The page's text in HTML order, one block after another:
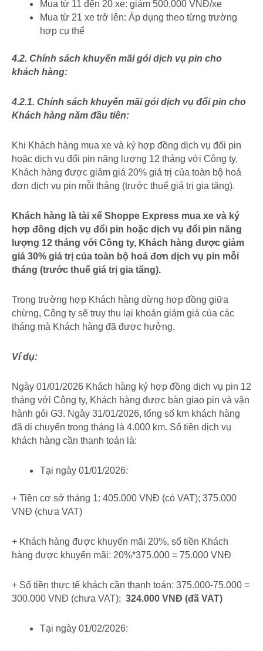
Mua từ 11 đến 20 xe: giảm 500.000 VNĐ/xe
Mua từ 21 xe trở lên: Áp dụng theo từng trường
hợp cụ thể
4.2. Chính sách khuyến mãi gói dịch vụ pin cho
khách hàng:
4.2.1. Chính sách khuyến mãi gói dịch vụ đổi pin cho
Khách hàng năm đầu tiên:
Khi Khách hàng mua xe và ký hợp đồng dịch vụ đổi pin
hoặc dịch vụ đổi pin năng lượng 12 tháng với Công ty,
Khách hàng được giảm giá 20% giá trị của toàn bộ hoá
đơn dịch vụ pin mỗi tháng (trước thuế giá trị gia tăng).
Khách hàng là tài xế Shoppe Express mua xe và ký
hợp đồng dịch vụ đổi pin hoặc dịch vụ đổi pin năng
lượng 12 tháng với Công ty, Khách hàng được giảm
giá 30% giá trị của toàn bộ hoá đơn dịch vụ pin mỗi
tháng (trước thuế giá trị gia tăng).
Trong trường hợp Khách hàng dừng hợp đồng giữa
chừng, Công ty sẽ truy thu lại khoản giảm giá của các
tháng mà Khách hàng đã được hưởng.
Ví dụ:
Ngày 01/01/2026 Khách hàng ký hợp đồng dịch vụ pin 12
tháng với Công ty, Khách hàng được bàn giao pin và vận
hành gói G3. Ngày 31/01/2026, tổng số km khách hàng
đã di chuyển trong tháng là 4.000 km. Số tiền dịch vụ
khách hàng cần thanh toán là:
Tại ngày 01/01/2026:
+ Tiền cơ sở tháng 1: 405.000 VNĐ (có VAT); 375.000
VNĐ (chưa VAT)
+ Khách hàng được khuyến mãi 20%, số tiền Khách
hàng được khuyến mãi: 20%*375.000 = 75.000 VNĐ
+ Số tiền thực tế khách cần thanh toán: 375.000-75.000 =
300.000 VNĐ (chưa VAT); 324.000 VNĐ (đã VAT)
Tại ngày 01/02/2026: